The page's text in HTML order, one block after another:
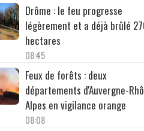
Drôme : le feu progresse
légèrement et a déjà brûlé
hectares
08:45
Feux de forêts : deux
départements d'Auvergne-
Alpes en vigilance orange
08:08